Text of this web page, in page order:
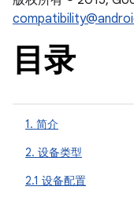
目录
1. 简介
2. 设备类型
2.1 设备配置